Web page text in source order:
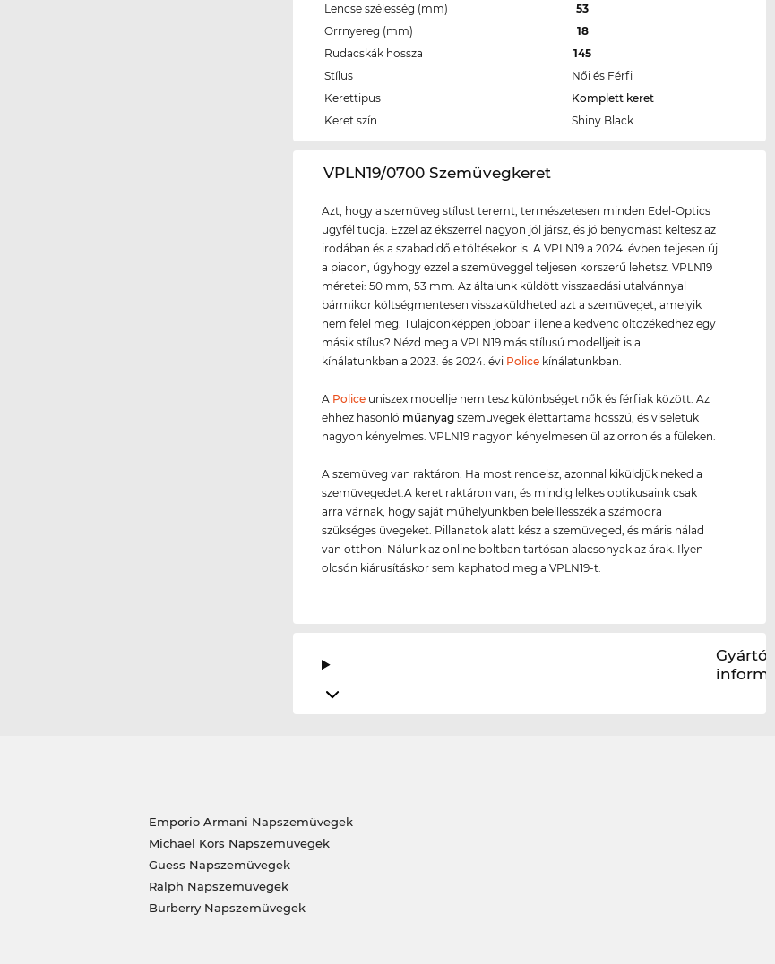
Lencse szélesség (mm)
53
Orrnyereg (mm)
18
Rudacskák hossza
145
Stílus
Női és Férfi
Kerettipus
Komplett keret
Keret szín
Shiny Black
‌VPLN19/0700 Szemüvegkeret
Azt, hogy a szemüveg stílust teremt, természetesen minden Edel-Optics
ügyfél tudja. Ezzel az ékszerrel nagyon jól jársz, és jó benyomást keltesz az
irodában és a szabadidő eltöltésekor is. A VPLN19 a 2024. évben teljesen új
a piacon, úgyhogy ezzel a szemüveggel teljesen korszerű lehetsz. VPLN19
méretei: 50 mm, 53 mm. Az általunk küldött visszaadási utalvánnyal
bármikor költségmentesen visszaküldheted azt a szemüveget, amelyik
nem felel meg. Tulajdonképpen jobban illene a kedvenc öltözékedhez egy
másik stílus? Nézd meg a VPLN19 más stílusú modelljeit is a
kínálatunkban a 2023. és 2024. évi Police kínálatunkban.
A Police uniszex modellje nem tesz különbséget nők és férfiak között. Az
ehhez hasonló műanyag szemüvegek élettartama hosszú, és viseletük
nagyon kényelmes. VPLN19 nagyon kényelmesen ül az orron és a füleken.
A szemüveg van raktáron. Ha most rendelsz, azonnal kiküldjük neked a
szemüvegedet.A keret raktáron van, és mindig lelkes optikusaink csak
arra várnak, hogy saját műhelyünkben beleillesszék a számodra
szükséges üvegeket. Pillanatok alatt kész a szemüveged, és máris nálad
van otthon! Nálunk az online boltban tartósan alacsonyak az árak. Ilyen
olcsón kiárusításkor sem kaphatod meg a VPLN19-t.
Gyártói
Emporio Armani Napszemüvegek
Michael Kors Napszemüvegek
Guess Napszemüvegek
Ralph Napszemüvegek
Burberry Napszemüvegek